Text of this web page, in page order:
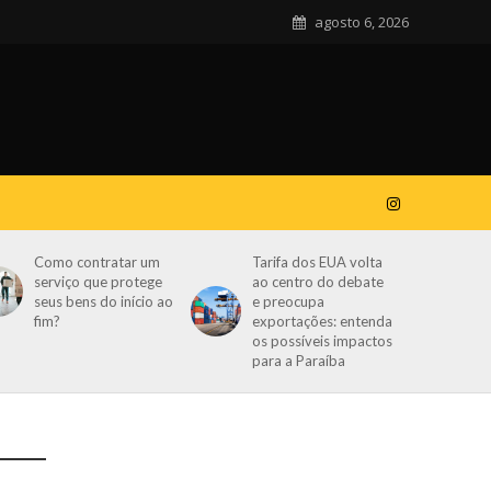
agosto 6, 2026
Como contratar um
serviço que protege
seus bens do início ao
fim?
Tarifa dos EUA volta
ao centro do debate
e preocupa
exportações: entenda
os possíveis impactos
para a Paraíba